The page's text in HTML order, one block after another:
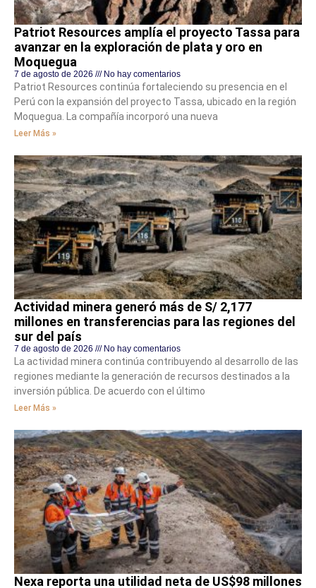
Patriot Resources amplía el proyecto Tassa para
avanzar en la exploración de plata y oro en
Moquegua
7 de agosto de 2026 No hay comentarios
Patriot Resources continúa fortaleciendo su presencia en el
Perú con la expansión del proyecto Tassa, ubicado en la región
Moquegua. La compañía incorporó una nueva
Leer Más »
Actividad minera generó más de S/ 2,177
millones en transferencias para las regiones del
sur del país
7 de agosto de 2026 No hay comentarios
La actividad minera continúa contribuyendo al desarrollo de las
regiones mediante la generación de recursos destinados a la
inversión pública. De acuerdo con el último
Leer Más »
Nexa reporta una utilidad neta de US$98 millones